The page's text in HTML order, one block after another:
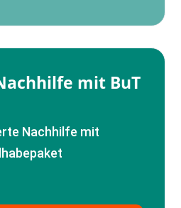
mit BuT
Nachhilfe mit